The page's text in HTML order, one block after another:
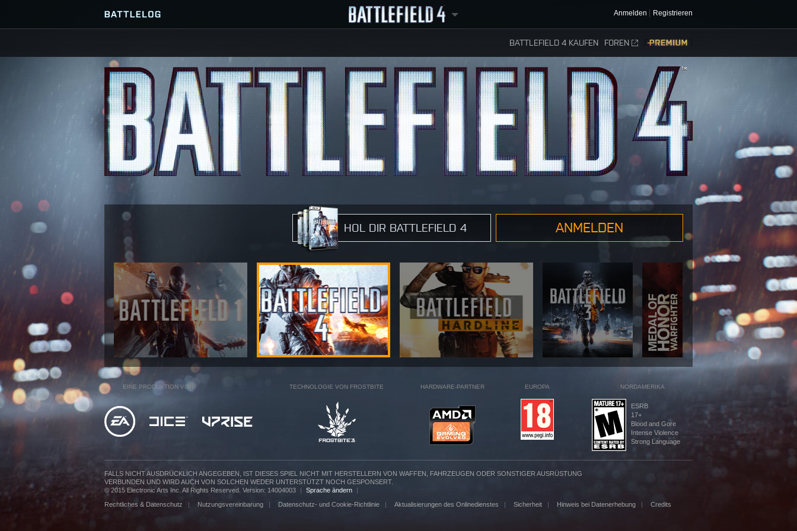
Anmelden Registrieren
BATTLEFIELD 4 KAUFEN FOREN
SERVER-BROWSER
FAVORITEN
VERLAUF
MISSIONEN
COMMUNITY-MISSIONEN
FINDE ODER ERSTELLE EIN
PLATOON
ANMELDEN
HOL DIR BATTLEFIELD 4
EINE PRODUKTION VON TECHNOLOGIE VON FROSTBITE HARDWARE-PARTNER EUROPA NORDAMERIKA
ESRB
17+
Blood and Gore
Intense Violence
Strong Language
FALLS NICHT AUSDRÜCKLICH ANGEGEBEN, IST DIESES SPIEL NICHT MIT HERSTELLERN VON WAFFEN, FAHRZEUGEN ODER SONSTIGER AUSRÜSTUNG
VERBUNDEN UND WIRD AUCH VON SOLCHEN WEDER UNTERSTÜTZT NOCH GESPONSERT.
© 2015 Electronic Arts Inc. All Rights Reserved. Version: 14004003
| Sprache ändern
|
Rechtliches & Datenschutz
| Nutzungsvereinbarung | Datenschutz- und Cookie-Richtlinie | Aktualisierungen des Onlinedienstes | Sicherheit | Hinweis bei Datenerhebung | Credits